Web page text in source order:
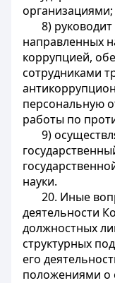
организациями;
8)
направленных
коррупцией,
сотрудниками
персональную
работы по
9)
науки.
20. Иные
деятельности
должностных
структурных
его
положениями о